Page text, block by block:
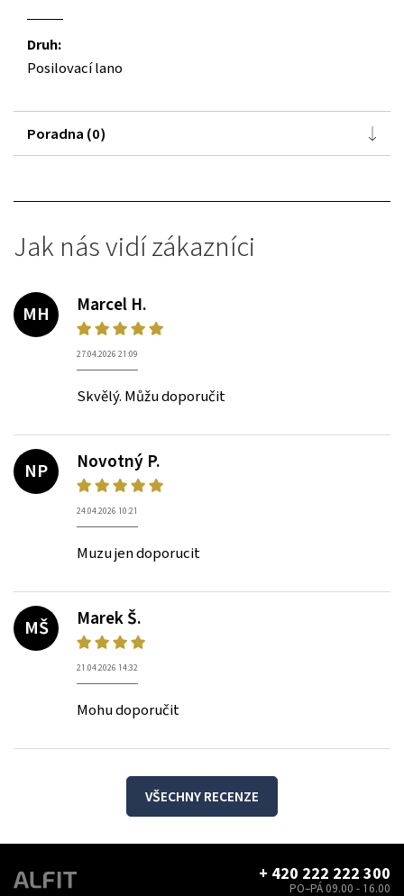
Druh:
Posilovací lano
Poradna (0)
Jak nás vidí zákazníci
MH
Marcel H.
27.04.2026 21:09
Skvělý. Můžu doporučit
NP
Novotný P.
24.04.2026 10:21
Muzu jen doporucit
MŠ
Marek Š.
21.04.2026 14:32
Mohu doporučit
VŠECHNY RECENZE
+ 420 222 222 300
PO–PÁ 09.00 - 16.00